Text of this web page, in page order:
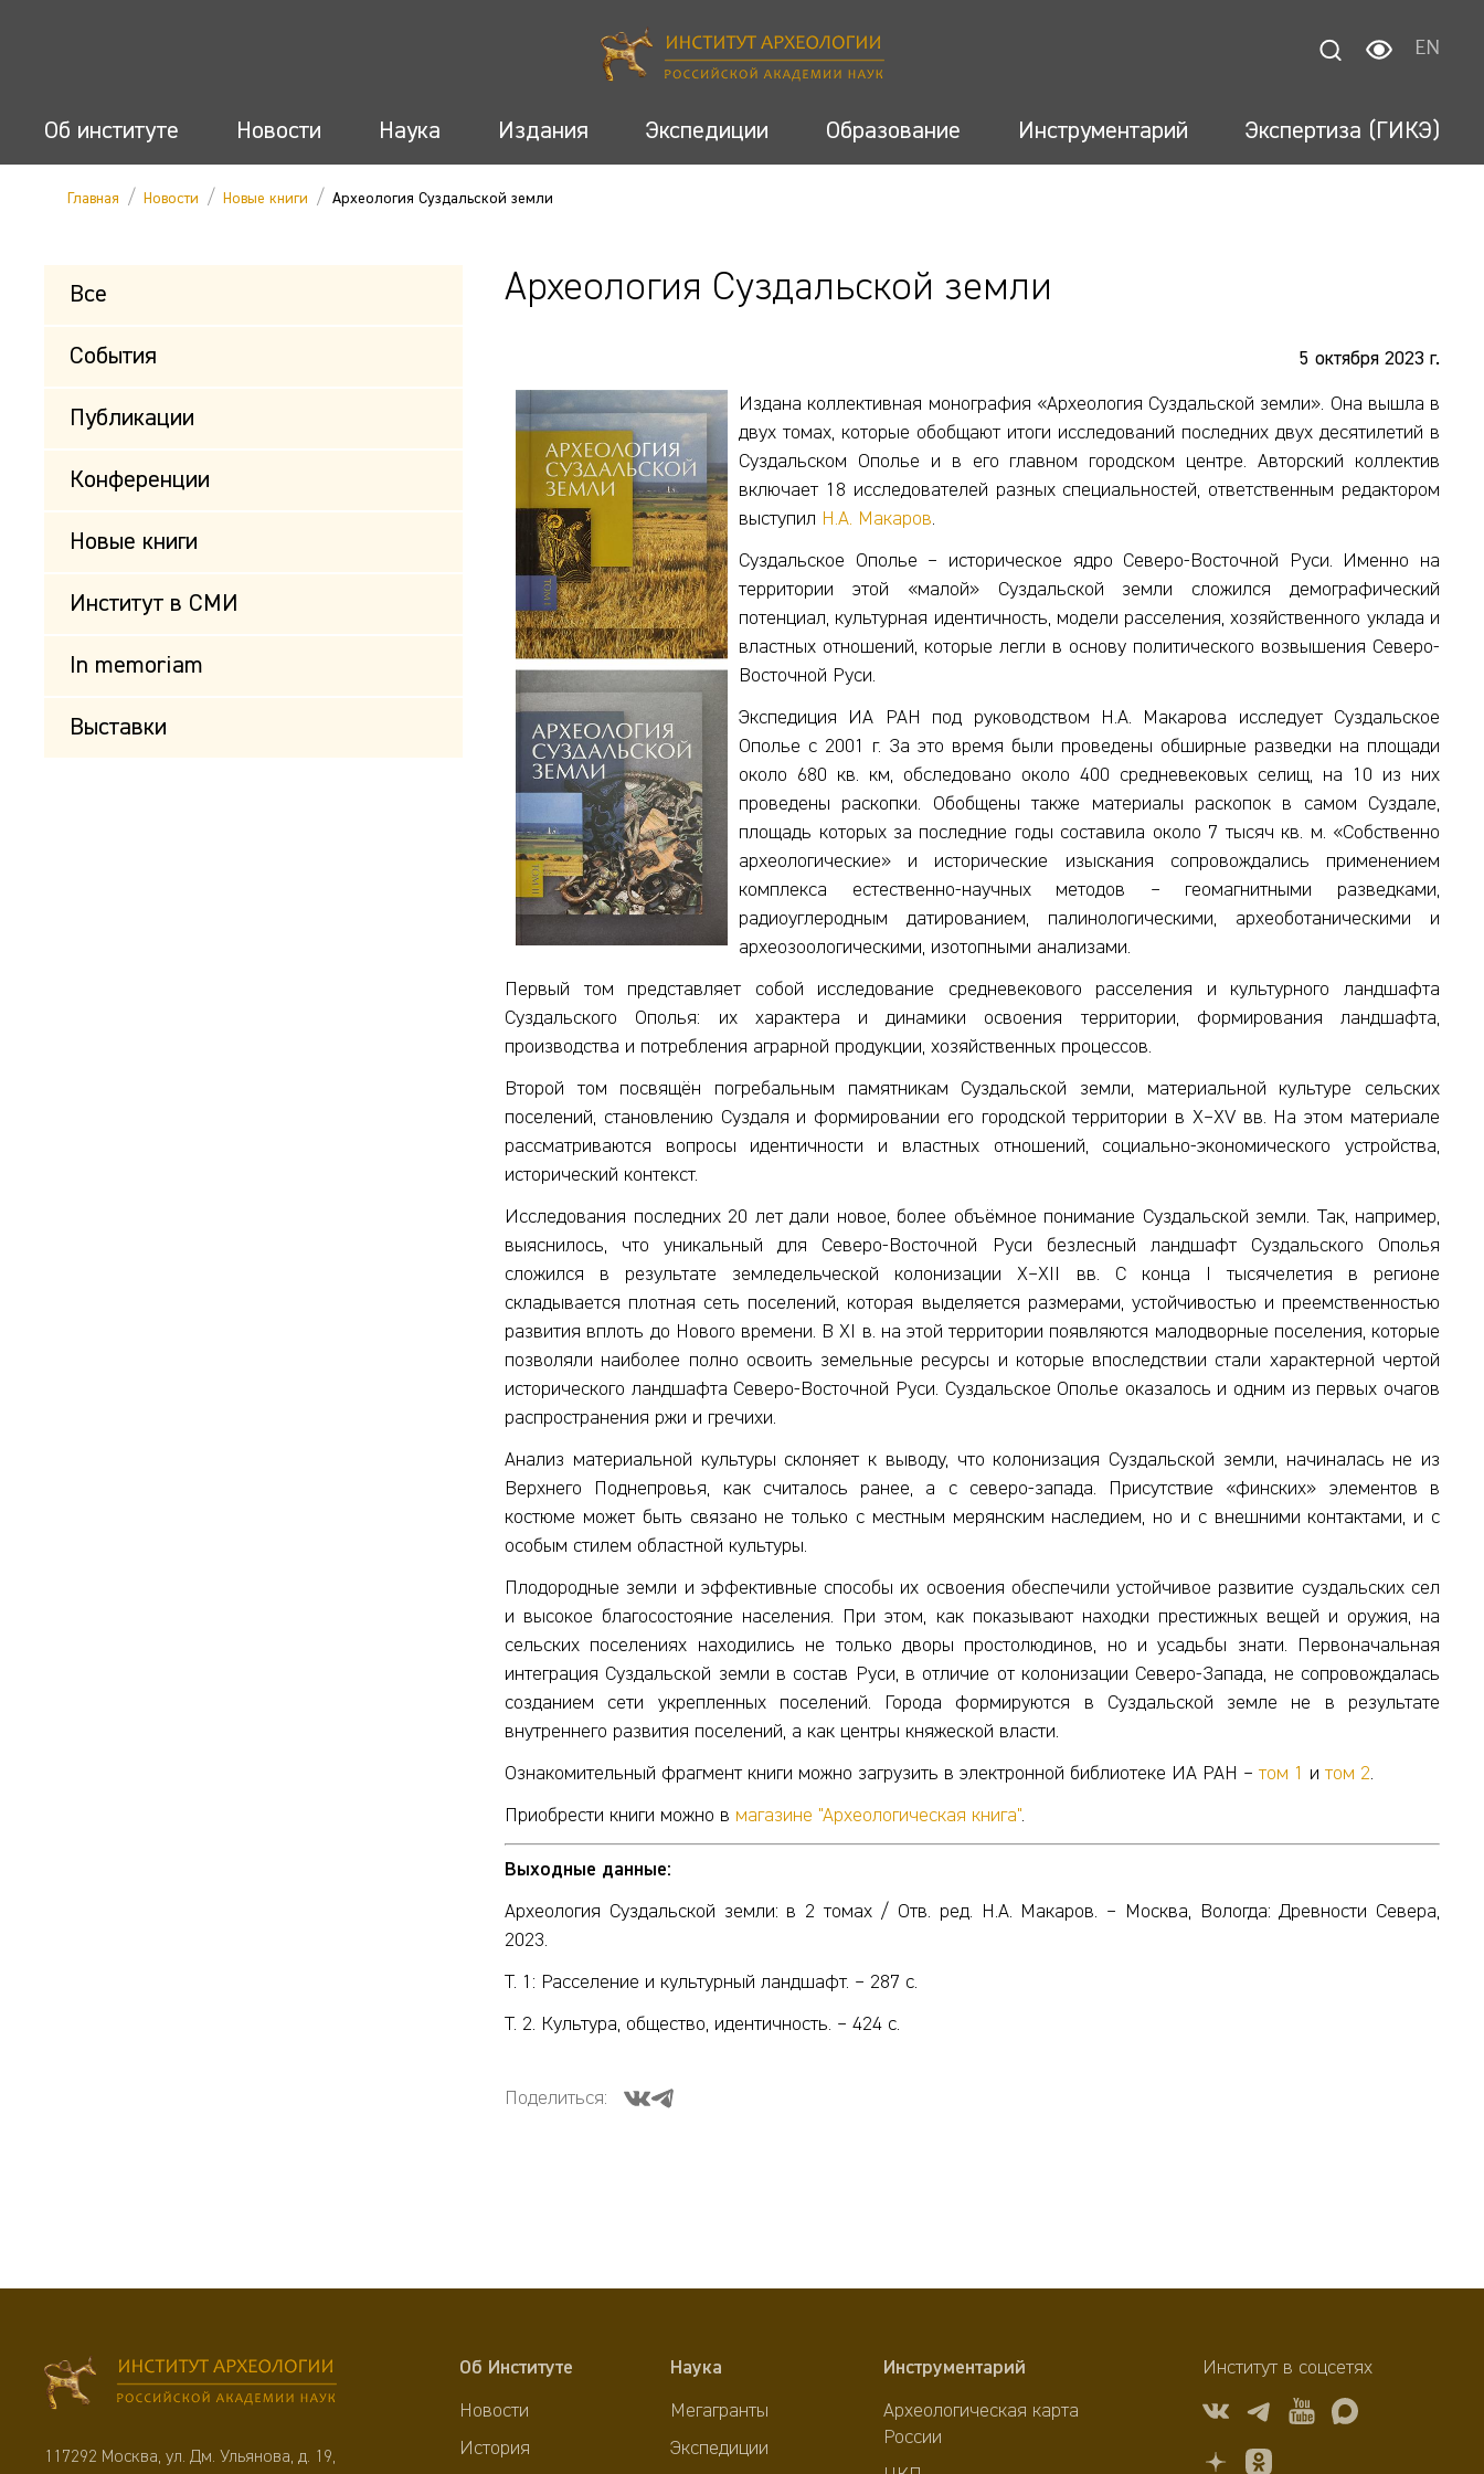
EN
Об институте Новости Наука Издания Экспедиции Образование Инструментарий Экспертиза (ГИКЭ)
Главная / Новости / Новые книги / Археология Суздальской земли
Все
События
Публикации
Конференции
Новые книги
Институт в СМИ
In memoriam
Выставки
Археология Суздальской земли
5 октября 2023 г.
Издана коллективная монография «Археология Суздальской земли». Она вышла в
двух томах, которые обобщают итоги исследований последних двух десятилетий в
Суздальском Ополье и в его главном городском центре. Авторский коллектив
включает 18 исследователей разных специальностей, ответственным редактором
выступил Н.А. Макаров.
Суздальское Ополье – историческое ядро Северо-Восточной Руси. Именно на
территории этой «малой» Суздальской земли сложился демографический
потенциал, культурная идентичность, модели расселения, хозяйственного уклада и
властных отношений, которые легли в основу политического возвышения Северо-
Восточной Руси.
Экспедиция ИА РАН под руководством Н.А. Макарова исследует Суздальское
Ополье с 2001 г. За это время были проведены обширные разведки на площади
около 680 кв. км, обследовано около 400 средневековых селищ, на 10 из них
проведены раскопки. Обобщены также материалы раскопок в самом Суздале,
площадь которых за последние годы составила около 7 тысяч кв. м. «Собственно
археологические» и исторические изыскания сопровождались применением
комплекса естественно-научных методов – геомагнитными разведками,
радиоуглеродным датированием, палинологическими, археоботаническими и
археозоологическими, изотопными анализами.
Первый том представляет собой исследование средневекового расселения и культурного ландшафта
Суздальского Ополья: их характера и динамики освоения территории, формирования ландшафта,
производства и потребления аграрной продукции, хозяйственных процессов.
Второй том посвящён погребальным памятникам Суздальской земли, материальной культуре сельских
поселений, становлению Суздаля и формировании его городской территории в X–XV вв. На этом материале
рассматриваются вопросы идентичности и властных отношений, социально-экономического устройства,
исторический контекст.
Исследования последних 20 лет дали новое, более объёмное понимание Суздальской земли. Так, например,
выяснилось, что уникальный для Северо-Восточной Руси безлесный ландшафт Суздальского Ополья
сложился в результате земледельческой колонизации X–XII вв. С конца I тысячелетия в регионе
складывается плотная сеть поселений, которая выделяется размерами, устойчивостью и преемственностью
развития вплоть до Нового времени. В XI в. на этой территории появляются малодворные поселения, которые
позволяли наиболее полно освоить земельные ресурсы и которые впоследствии стали характерной чертой
исторического ландшафта Северо-Восточной Руси. Суздальское Ополье оказалось и одним из первых очагов
распространения ржи и гречихи.
Анализ материальной культуры склоняет к выводу, что колонизация Суздальской земли, начиналась не из
Верхнего Поднепровья, как считалось ранее, а с северо-запада. Присутствие «финских» элементов в
костюме может быть связано не только с местным мерянским наследием, но и с внешними контактами, и с
особым стилем областной культуры.
Плодородные земли и эффективные способы их освоения обеспечили устойчивое развитие суздальских сел
и высокое благосостояние населения. При этом, как показывают находки престижных вещей и оружия, на
сельских поселениях находились не только дворы простолюдинов, но и усадьбы знати. Первоначальная
интеграция Суздальской земли в состав Руси, в отличие от колонизации Северо-Запада, не сопровождалась
созданием сети укрепленных поселений. Города формируются в Суздальской земле не в результате
внутреннего развития поселений, а как центры княжеской власти.
Ознакомительный фрагмент книги можно загрузить в электронной библиотеке ИА РАН –том 1 итом 2.
Приобрести книги можно в магазине "Археологическая книга".
Выходные данные:
Археология Суздальской земли: в 2 томах / Отв. ред. Н.А. Макаров. – Москва, Вологда: Древности Севера,
2023.
Т. 1: Расселение и культурный ландшафт. – 287 с.
Т. 2. Культура, общество, идентичность. – 424 с.
Поделиться:
117292 Москва, ул. Дм. Ульянова, д. 19,
Об Институте
Новости
История
Наука
Мегагранты
Экспедиции
Инструментарий
Археологическая карта
России
Институт в соцсетях